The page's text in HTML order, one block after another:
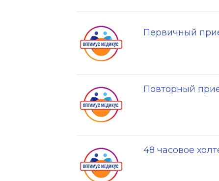
Первичный
Повторный
48 часовое